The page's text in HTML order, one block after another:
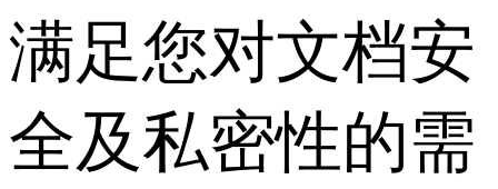
满足您对文档安
全及私密性的需